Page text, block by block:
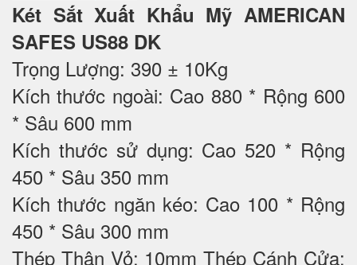
Két Sắt Xuất Khẩu Mỹ AMERICAN
SAFES US88 DK
Trọng Lượng: 390 ± 10Kg
Kích thước ngoài: Cao 880 * Rộng 600
* Sâu 600 mm
Kích thước sử dụng: Cao 520 * Rộng
450 * Sâu 350 mm
Kích thước ngăn kéo: Cao 100 * Rộng
450 * Sâu 300 mm
Thép Thân Vỏ: 10mm Thép Cánh Cửa: